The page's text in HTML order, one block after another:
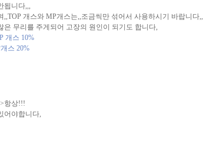
됩니다,,,
,,TOP 개스와 MP개스는,,조금씩만 섞어서 사용하시기 바랍니다,,
은 무리를 주게되어 고장의 원인이 되기도 합니다,
개스 10%
스 20%
항상!!!
어야합니다,